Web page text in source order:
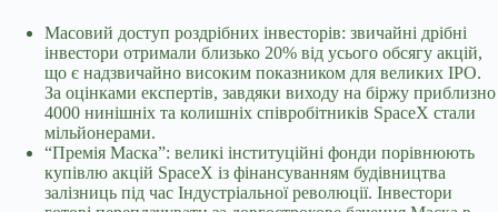
Масовий доступ роздрібних інвесторів: звичайні дрібні
інвестори отримали близько 20% від усього обсягу акцій,
що є надзвичайно високим показником для великих IPO.
За оцінками експертів, завдяки виходу на біржу приблизно
4000 нинішніх та колишніх співробітників SpaceX стали
мільйонерами.
“Премія Маска”: великі інституційні фонди порівнюють
купівлю акцій SpaceX із фінансуванням будівництва
залізниць під час Індустріальної революції. Інвестори